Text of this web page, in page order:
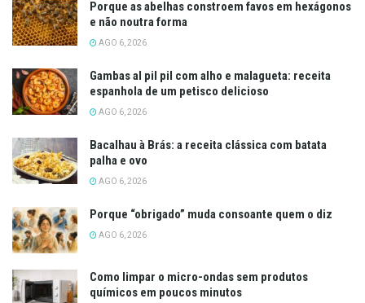
Porque as abelhas constroem favos em hexágonos
e não noutra forma
AGO 6, 2026
Gambas al pil pil com alho e malagueta: receita
espanhola de um petisco delicioso
AGO 6, 2026
Bacalhau à Brás: a receita clássica com batata
palha e ovo
AGO 6, 2026
Porque “obrigado” muda consoante quem o diz
AGO 6, 2026
Como limpar o micro-ondas sem produtos
químicos em poucos minutos